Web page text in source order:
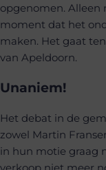
opgenomen. Alleen
moment dat het
maken. Het gaat
van Apeldoorn.
Unaniem!
Het debat in de
zowel Martin
in hun motie graag
verkoop niet meer